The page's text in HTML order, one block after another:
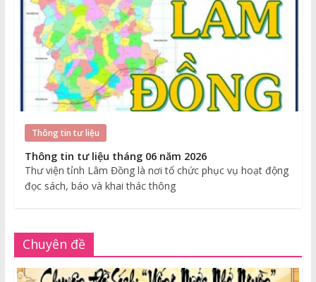
Thông tin tư liệu
Thông tin tư liệu tháng 06 năm 2026
Thư viện tỉnh Lâm Đồng là nơi tổ chức phục vụ hoạt động
đọc sách, báo và khai thác thông
Chuyên đề